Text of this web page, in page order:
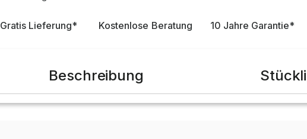
Gratis Lieferung* Kostenlose Beratung 10 Jahre Garantie*
Beschreibung